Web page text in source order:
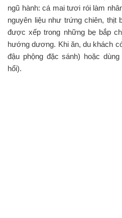
ngũ hành: cá mai tươi rói làm
nguyên liệu như trứng chiên, thịt
được xếp trong những bẹ bắp
hướng dương. Khi ăn, du khách
đậu phộng đặc sánh) hoặc
hổi).